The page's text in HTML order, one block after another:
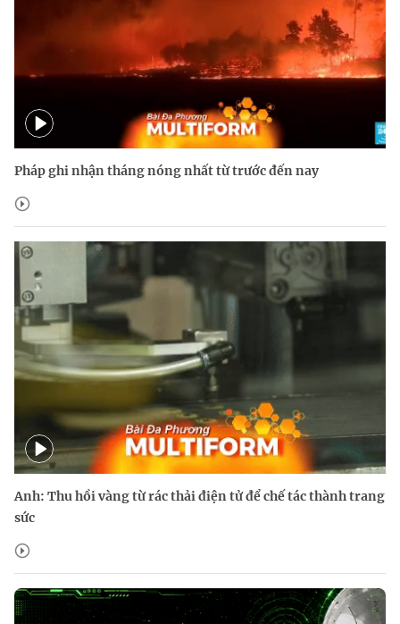
Pháp ghi nhận tháng nóng nhất từ trước đến nay
Anh: Thu hồi vàng từ rác thải điện tử để chế tác thành trang
sức